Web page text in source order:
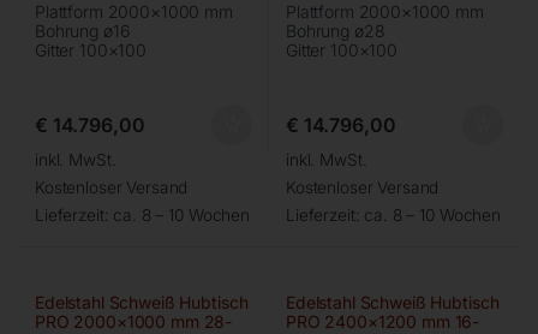
Plattform 2000×1000 mm
Bohrung ø16
Gitter 100×100
€ 14.796,00
inkl. MwSt.
Kostenloser Versand
Lieferzeit: ca. 8 – 10 Wochen
Plattform 2000×1000 mm
Bohrung ø28
Gitter 100×100
€ 14.796,00
inkl. MwSt.
Kostenloser Versand
Lieferzeit: ca. 8 – 10 Wochen
Edelstahl Schweiß Hubtisch
PRO 2000×1000 mm 28-
Edelstahl Schweiß Hubtisch
PRO 2400×1200 mm 16-